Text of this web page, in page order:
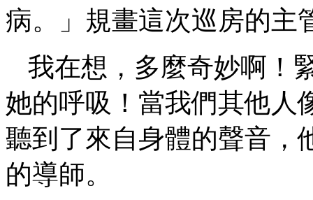
病。」規畫這次巡房的主
我在想，多麼奇妙啊！
她的呼吸！當我們其他人
聽到了來自身體的聲音，
的導師。